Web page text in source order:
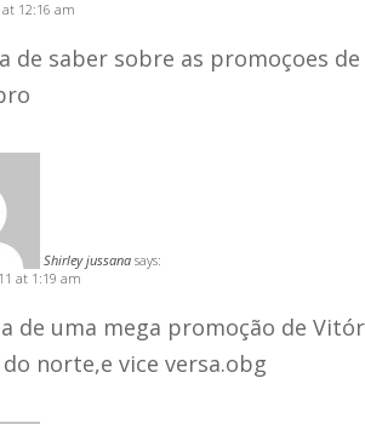
at 12:16 am
de saber sobre as promoçoes
Shirley jussana says:
at 1:19 am
de uma mega promoção de
norte,e vice versa.obg